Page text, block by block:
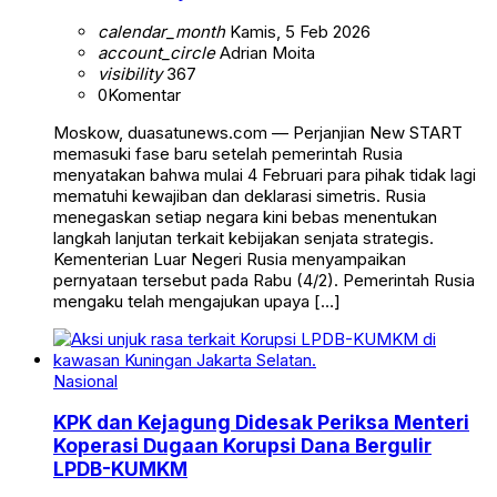
calendar_monthKamis, 5 Feb 2026
account_circleAdrian Moita
visibility367
0Komentar
Moskow, duasatunews.com — Perjanjian New START
memasuki fase baru setelah pemerintah Rusia
menyatakan bahwa mulai 4 Februari para pihak tidak lagi
mematuhi kewajiban dan deklarasi simetris. Rusia
menegaskan setiap negara kini bebas menentukan
langkah lanjutan terkait kebijakan senjata strategis.
Kementerian Luar Negeri Rusia menyampaikan
pernyataan tersebut pada Rabu (4/2). Pemerintah Rusia
mengaku telah mengajukan upaya […]
Nasional
KPK dan Kejagung Didesak Periksa Menteri
Koperasi Dugaan Korupsi Dana Bergulir
LPDB-KUMKM